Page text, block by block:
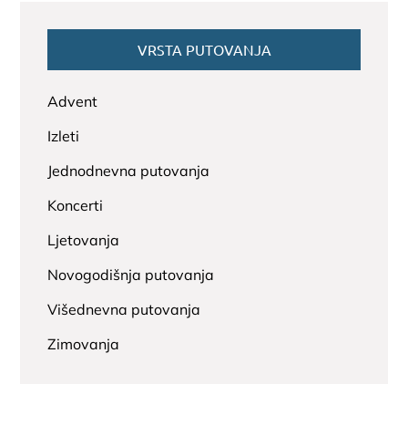
VRSTA PUTOVANJA
Advent
Izleti
Jednodnevna putovanja
Koncerti
Ljetovanja
Novogodišnja putovanja
Višednevna putovanja
Zimovanja